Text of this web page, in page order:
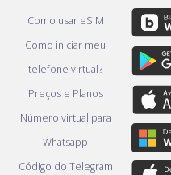
Como usar eSIM
Como iniciar meu
telefone virtual?
Preços e Planos
Número virtual para
Whatsapp
Código do Telegram